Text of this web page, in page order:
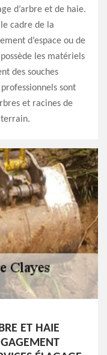
d’arbre et de haie.
cadre de la
d’espace ou de
les matériels
des souches
sont
et racines de
terrain.
ET HAIE